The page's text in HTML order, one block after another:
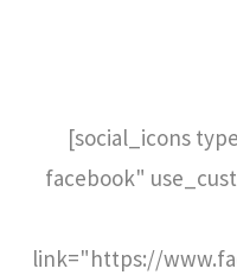
[social_icons
facebook"
link="https://